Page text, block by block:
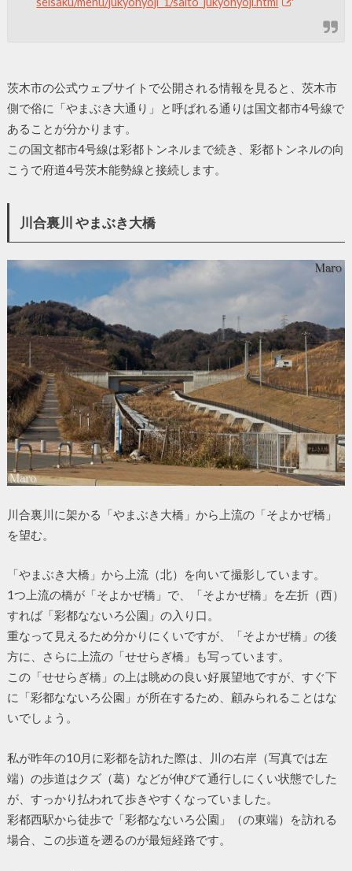
茨木市の公式ウェブサイトで公開される情報を見ると、茨木市
側で俗に「やまぶき大通り」と呼ばれる通りは国文都市4号線で
あることが分かります。
この国文都市4号線は彩都トンネルまで続き、彩都トンネルの向
こうで府道4号茨木能勢線と接続します。
川合裏川 やまぶき大橋
川合裏川に架かる「やまぶき大橋」から上流の「そよかぜ橋」
を望む。
「やまぶき大橋」から上流（北）を向いて撮影しています。
1つ上流の橋が「そよかぜ橋」で、「そよかぜ橋」を左折（西）
すれば「彩都なないろ公園」の入り口。
重なって見えるため分かりにくいですが、「そよかぜ橋」の後
方に、さらに上流の「せせらぎ橋」も写っています。
この「せせらぎ橋」の上は眺めの良い好展望地ですが、すぐ下
に「彩都なないろ公園」が所在するため、顧みられることはな
いでしょう。
私が昨年の10月に彩都を訪れた際は、川の右岸（写真では左
端）の歩道はクズ（葛）などが伸びて通行しにくい状態でした
が、すっかり払われて歩きやすくなっていました。
彩都西駅から徒歩で「彩都なないろ公園」（の東端）を訪れる
場合、この歩道を遡るのが最短経路です。